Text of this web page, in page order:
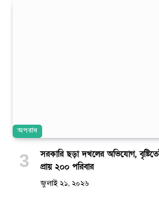
অপরাধ
সরকারি ছড়া দখলের অভিযোগ,
প্রায় ২০০ পরিবার
জুলাই ২১, ২০২৬